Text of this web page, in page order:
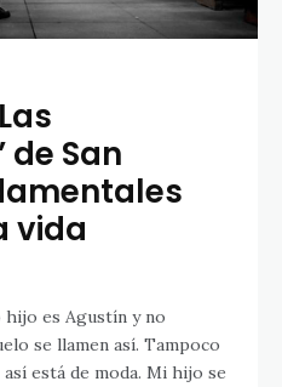
de San
vida
hijo es Agustín y no
se llamen así. Tampoco
está de moda. Mi hijo se